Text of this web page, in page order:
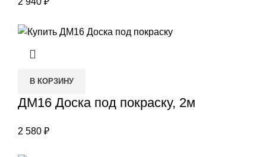
В КОРЗИНУ
ДМ16 Доска под покраску, 2м
2 580 ₽